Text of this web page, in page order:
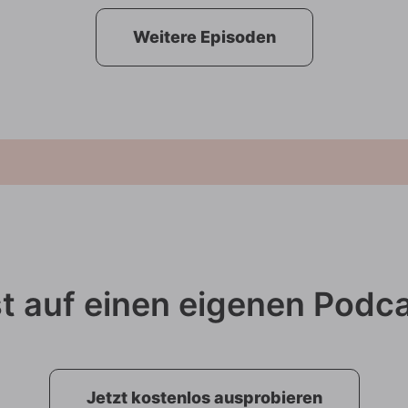
Weitere Episoden
auf einen eigenen
Jetzt kostenlos ausprobieren